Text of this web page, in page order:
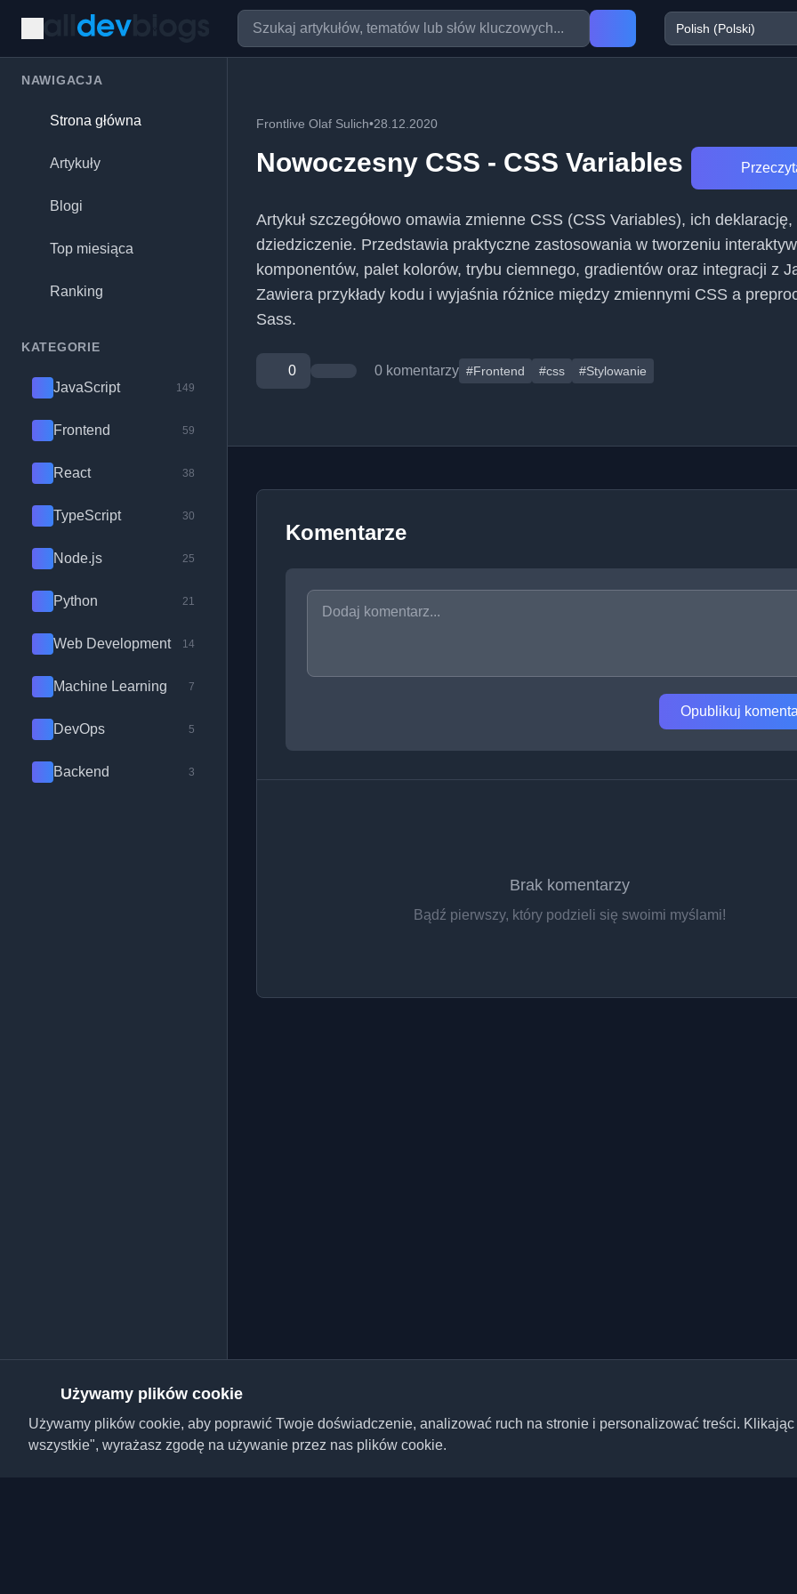
NAWIGACJA
Strona główna
Artykuły
Blogi
Top miesiąca
Ranking
KATEGORIE
JavaScript 149
Frontend 59
React 38
TypeScript 30
Node.js 25
Python 21
Web Development 14
Machine Learning 7
DevOps 5
Backend 3
Frontlive Olaf Sulich•28.12.2020
Nowoczesny CSS - CSS Variables
Artykuł szczegółowo omawia zmienne CSS (CSS Variables), ich deklarację,
dziedziczenie. Przedstawia praktyczne zastosowania w tworzeniu
komponentów, palet kolorów, trybu ciemnego, gradientów oraz integracji z
Zawiera przykłady kodu i wyjaśnia różnice między zmiennymi CSS a
Sass.
0 0 komentarzy #Frontend #css #Stylowanie
Komentarze
Opublikuj
Brak komentarzy
Bądź pierwszy, który podzieli się swoimi myślami!
Używamy plików cookie
Używamy plików cookie, aby poprawić Twoje doświadczenie, analizować ruch na stronie i personalizować treści.
wszystkie", wyrażasz zgodę na używanie przez nas plików cookie.